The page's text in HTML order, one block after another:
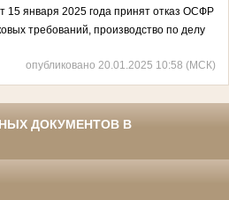
января 2025 года принят отказ ОСФР
требований, производство по делу
опубликовано 20.01.2025 10:58 (МСК)
ДОКУМЕНТОВ В